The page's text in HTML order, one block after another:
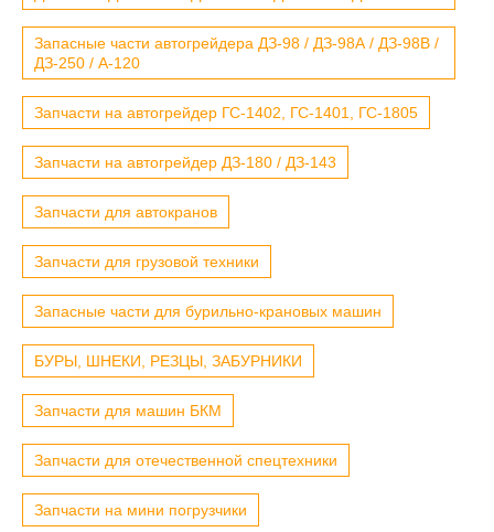
Запасные части автогрейдера ДЗ-98 / ДЗ-98А / ДЗ-98В /
ДЗ-250 / А-120
Запчасти на автогрейдер ГС-1402, ГС-1401, ГС-1805
Запчасти на автогрейдер ДЗ-180 / ДЗ-143
Запчасти для автокранов
Запчасти для грузовой техники
Запасные части для бурильно-крановых машин
БУРЫ, ШНЕКИ, РЕЗЦЫ, ЗАБУРНИКИ
Запчасти для машин БКМ
Запчасти для отечественной спецтехники
Запчасти на мини погрузчики